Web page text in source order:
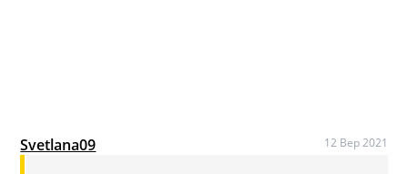
Svetlana09 12 Вер 2021